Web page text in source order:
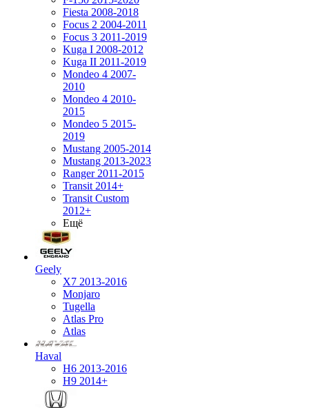
Fiesta 2008-2018
Focus 2 2004-2011
Focus 3 2011-2019
Kuga I 2008-2012
Kuga II 2011-2019
Mondeo 4 2007-
2010
Mondeo 4 2010-
2015
Mondeo 5 2015-
2019
Mustang 2005-2014
Mustang 2013-2023
Ranger 2011-2015
Transit 2014+
Transit Custom
2012+
Ещё
Geely
X7 2013-2016
Monjaro
Tugella
Atlas Pro
Atlas
Haval
H6 2013-2016
H9 2014+